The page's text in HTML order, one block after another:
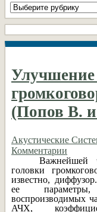
Все
рубрики
DIY
Улучшение
(Попов В.
Акустические
Комментарии
Важнейшей
головки
известно,
ее
воспроизводимых
АЧХ,